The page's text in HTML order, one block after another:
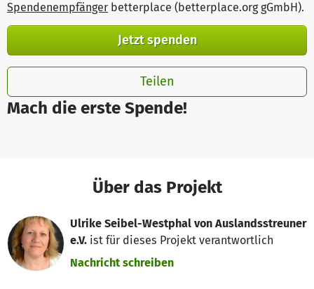
Mach die erste Spende!
Spendenempfänger betterplace (betterplace.org gGmbH).
Jetzt spenden
Teilen
Über das Projekt
Ulrike Seibel-Westphal von Auslandsstreuner
e.V. ist für dieses Projekt verantwortlich
Nachricht schreiben